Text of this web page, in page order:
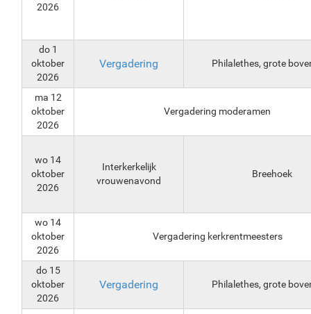
2026
do 1
oktober
2026
Vergadering Philalethes, grote
ma 12
oktober
2026
Vergadering moderamen
wo 14
oktober
2026
Interkerkelijk
vrouwenavond
Breehoek
wo 14
oktober
2026
Vergadering kerkrentmeesters
do 15
oktober
2026
Vergadering Philalethes, grote